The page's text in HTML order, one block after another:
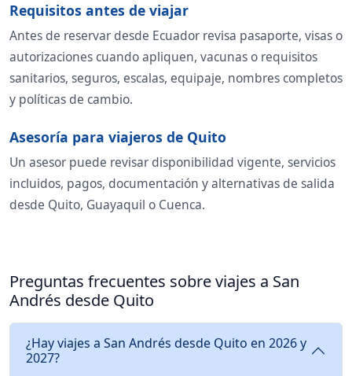
Requisitos antes de viajar
Antes de reservar desde Ecuador revisa pasaporte, visas o
autorizaciones cuando apliquen, vacunas o requisitos
sanitarios, seguros, escalas, equipaje, nombres completos
y políticas de cambio.
Asesoría para viajeros de Quito
Un asesor puede revisar disponibilidad vigente, servicios
incluidos, pagos, documentación y alternativas de salida
desde Quito, Guayaquil o Cuenca.
Preguntas frecuentes sobre viajes a San
Andrés desde Quito
¿Hay viajes a San Andrés desde Quito en 2026 y
2027?